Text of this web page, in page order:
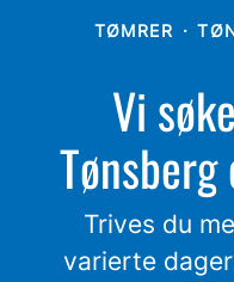
TØMRER ·
Vi
Trives du
varierte